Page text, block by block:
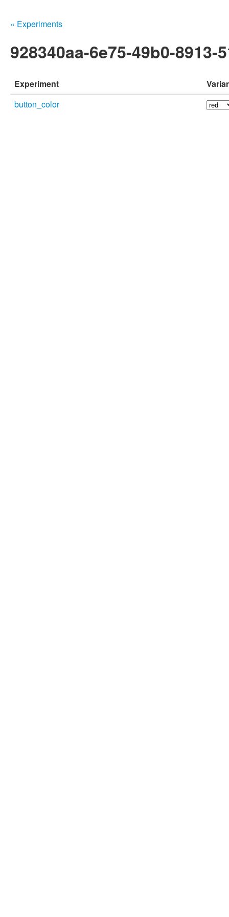
« Experiments
928340aa-6e75-49b0-8913-
Experiment
button_color